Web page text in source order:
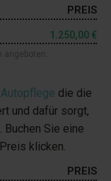
PREIS
1.250,00 €
die die
und dafür sorgt,
Sie eine
klicken.
PREIS